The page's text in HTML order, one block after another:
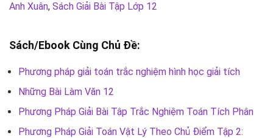
Anh Xuân, Sách Giải Bài Tập Lớp 12
Sách/Ebook Cùng Chủ Đề:
Phương pháp giải toán trắc nghiệm hình học giải tích
Những Bài Làm Văn 12
Phương Pháp Giải Bài Tập Trắc Nghiệm Toán Tích Phân
Phương Pháp Giải Toán Vật Lý Theo Chủ Điểm Tập 2: